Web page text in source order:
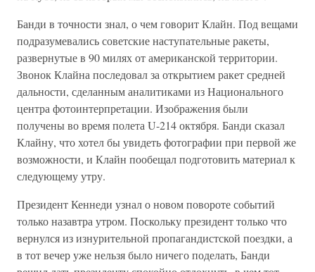
Банди в точности знал, о чем говорит Клайн. Под вещами
подразумевались советские наступательные ракеты,
развернутые в 90 милях от американской территории.
Звонок Клайна последовал за открытием ракет средней
дальности, сделанным аналитиками из Национального
центра фотоинтерпретации. Изображения были
получены во время полета U-214 октября. Банди сказал
Клайну, что хотел бы увидеть фотографии при первой же
возможности, и Клайн пообещал подготовить материал к
следующему утру.
Президент Кеннеди узнал о новом повороте событий
только назавтра утром. Поскольку президент только что
вернулся из изнурительной пропагандистской поездки, а
в тот вечер уже нельзя было ничего поделать, Банди